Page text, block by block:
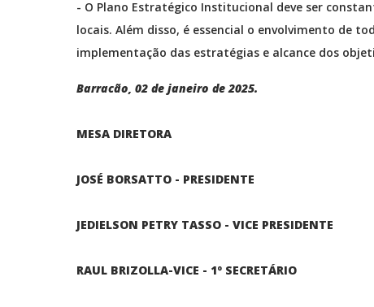
- O Plano Estratégico Institucional deve ser
locais. Além disso, é essencial o envolvimento de
implementação das estratégias e alcance dos
Barracão, 02 de janeiro de 2025.
MESA DIRETORA
JOSÉ BORSATTO - PRESIDENTE
JEDIELSON PETRY TASSO - VICE PRESIDENTE
RAUL BRIZOLLA-VICE - 1º